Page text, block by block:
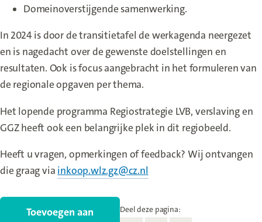
Domeinoverstijgende samenwerking.
In 2024 is door de transitietafel de werkagenda neergezet
en is nagedacht over de gewenste doelstellingen en
resultaten. Ook is focus aangebracht in het formuleren van
de regionale opgaven per thema.
Het lopende programma Regiostrategie LVB, verslaving en
GGZ heeft ook een belangrijke plek in dit regiobeeld.
Heeft u vragen, opmerkingen of feedback? Wij ontvangen
die graag via inkoop.wlz.gz@cz.nl
Toevoegen aan
Deel deze pagina: